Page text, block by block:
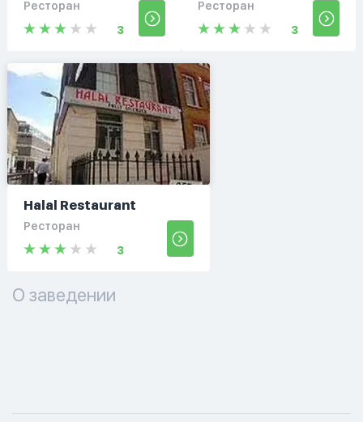
Ресторан
3
Ресторан
3
Halal Restaurant
Ресторан
3
О заведении